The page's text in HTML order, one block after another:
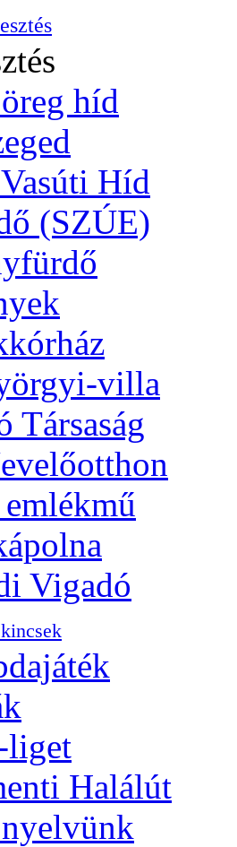
híd
Híd
(SZÚE)
villa
Társaság
Vigadó
liget
Halálút